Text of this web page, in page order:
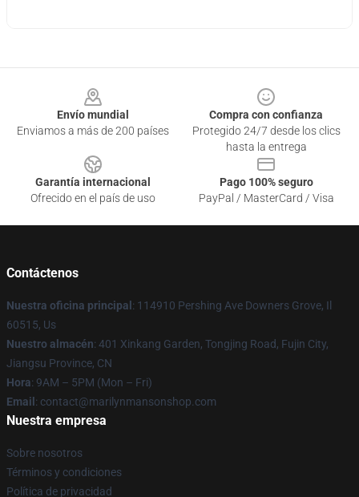
Envío mundial
Enviamos a más de 200 países
Compra con confianza
Protegido 24/7 desde los clics
hasta la entrega
Garantía internacional
Ofrecido en el país de uso
Pago 100% seguro
PayPal / MasterCard / Visa
Contáctenos
Nuestra oficina principal : 114910 Pershing Ave Downers Grove, Il
60515, Us
Nuestro almacén: 401 Xinkang Garden, Tongjing Road, Fujin City,
Jiangsu Province, CN
Hora: 9AM – 5PM (Mon – Fri)
Email : contact@marilynmansonshop.com
Nuestra empresa
Sobre nosotros
Términos y condiciones
Política de privacidad